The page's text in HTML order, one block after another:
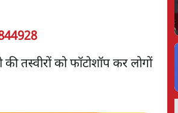
तस्वीरों को फाॅटोशाॅप कर लोगों